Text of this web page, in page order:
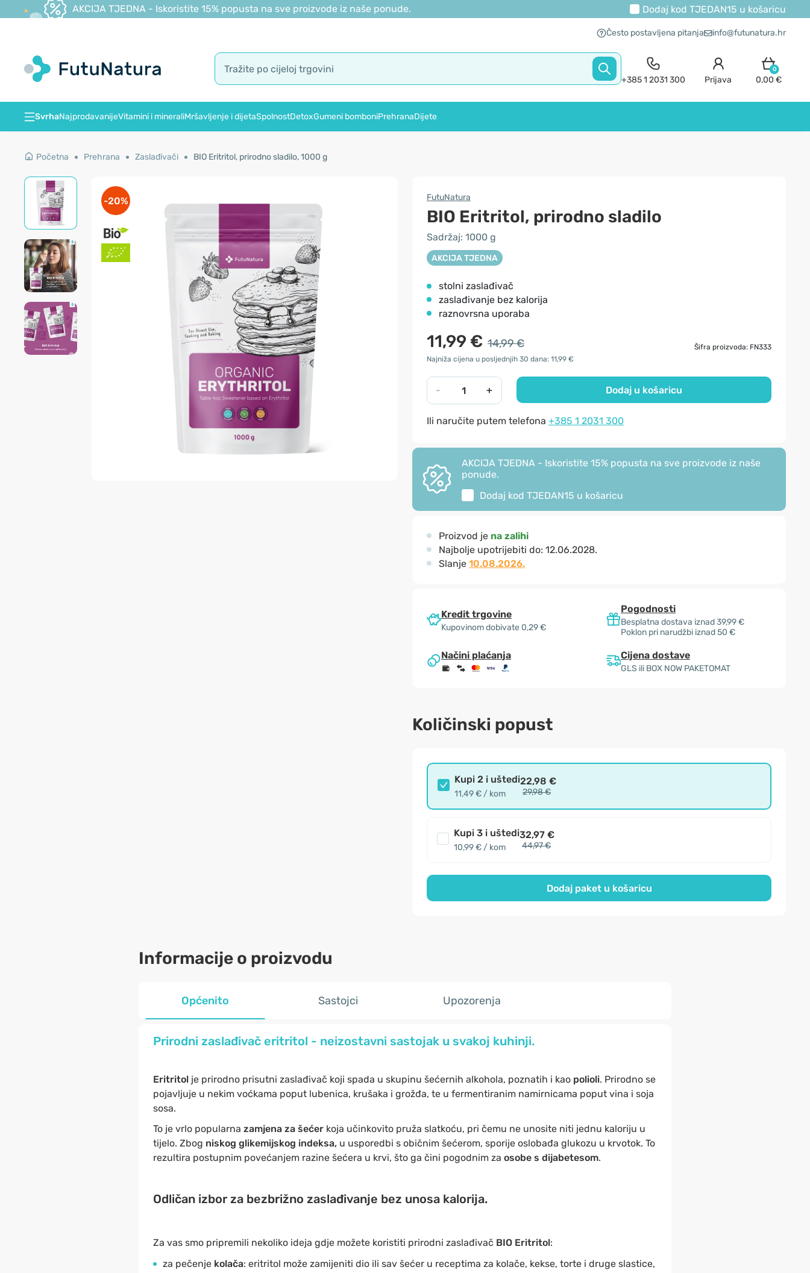
AKCIJA TJEDNA - Iskoristite 15% popusta na sve proizvode iz naše ponude. Dodaj kod TJEDAN15 u košaricu
Često postavljena pitanja info@futunatura.hr
+385 1 2031 300 Prijava
0
0,00 €
SvrhaNajprodavanijeVitamini i mineraliMršavljenje i dijetaSpolnostDetoxGumeni bomboniPrehranaDijete
Početna Prehrana Zaslađivači BIO Eritritol, prirodno sladilo, 1000 g
-20% FutuNatura
BIO Eritritol, prirodno sladilo
Sadržaj: 1000 g
AKCIJA TJEDNA
stolni zaslađivač
zaslađivanje bez kalorija
raznovrsna uporaba
11,99 € 14,99 €
Šifra proizvoda: FN333
Najniža cijena u posljednjih 30 dana: 11,99 €
- + Dodaj u košaricu
Ili naručite putem telefona +385 1 2031 300
AKCIJA TJEDNA - Iskoristite 15% popusta na sve proizvode iz naše
ponude.
Dodaj kod TJEDAN15 u košaricu
Proizvod je na zalihi
Najbolje upotrijebiti do: 12.06.2028.
Slanje 10.08.2026.
Kredit trgovine
Kupovinom dobivate 0,29 €
Pogodnosti
Besplatna dostava iznad 39,99 €
Poklon pri narudžbi iznad 50 €
Načini plaćanja Cijena dostave
GLS ili BOX NOW PAKETOMAT
Količinski popust
Kupi 2 i uštedi
11,49 € / kom
22,98 €
29,98 €
Kupi 3 i uštedi
10,99 € / kom
32,97 €
44,97 €
Dodaj paket u košaricu
Informacije o proizvodu
Općenito Sastojci Upozorenja
Prirodni zaslađivač eritritol - neizostavni sastojak u svakoj kuhinji.
Eritritolje prirodno prisutni zaslađivač koji spada u skupinu šećernih alkohola, poznatih i kao polioli. Prirodno se
pojavljuje u nekim voćkama poput lubenica, krušaka i grožđa, te u fermentiranim namirnicama poput vina i soja
sosa.
To je vrlo popularna zamjena za šećerkoja učinkovito pruža slatkoću, pri čemu ne unosite niti jednu kaloriju u
tijelo. Zbog niskog glikemijskog indeksa, u usporedbi s običnim šećerom, sporije oslobađa glukozu u krvotok. To
rezultira postupnim povećanjem razine šećera u krvi, što ga čini pogodnim za osobe s dijabetesom.
Odličan izbor za bezbrižno zaslađivanje bez unosa kalorija.
Za vas smo pripremili nekoliko ideja gdje možete koristiti prirodni zaslađivač BIO Eritritol:
za pečenje kolača: eritritol može zamijeniti dio ili sav šećer u receptima za kolače, kekse, torte i druge slastice,